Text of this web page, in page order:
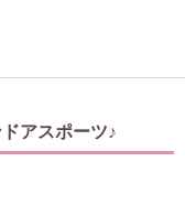
アスポーツ♪